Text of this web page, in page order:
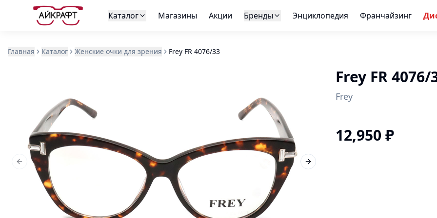
Каталог Магазины Акции Бренды Энциклопедия Франчайзинг
Главная Каталог Женские очки для зрения Frey FR 4076/33
Previous slide Next slide
Frey FR 4076/
Frey
12,950 ₽